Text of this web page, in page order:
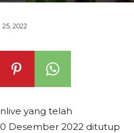
2022
yang telah
Desember 2022 ditutup